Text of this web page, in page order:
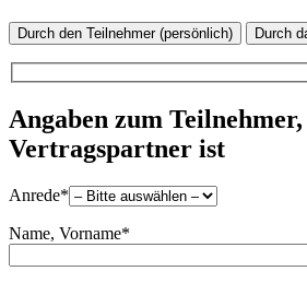
Durch den Teilnehmer (persönlich) Durch
Angaben zum
Vertragspartner ist
Anrede*
Name, Vorname*